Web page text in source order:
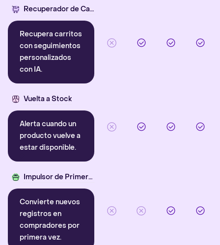
Recuperador de Carritos con IA
Recupera carritos
con seguimientos
personalizados
con IA.
Vuelta a Stock
Alerta cuando un
producto vuelve a
estar disponible.
Impulsor de Primera Compra
Convierte nuevos
registros en
compradores por
primera vez.